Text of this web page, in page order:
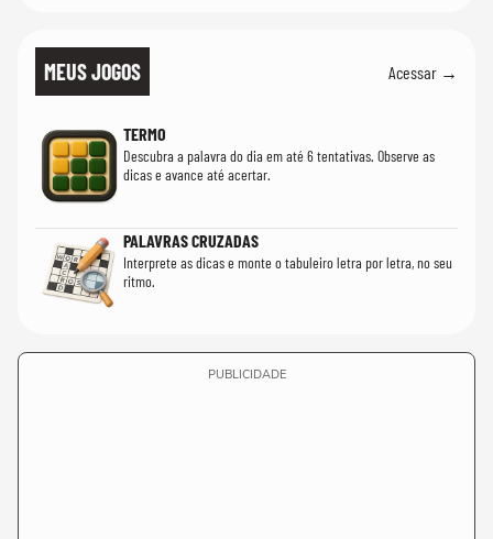
MEUS JOGOS Acessar →
TERMO
Descubra a palavra do dia em até 6 tentativas. Observe as
dicas e avance até acertar.
PALAVRAS CRUZADAS
Interprete as dicas e monte o tabuleiro letra por letra, no seu
ritmo.
PUBLICIDADE